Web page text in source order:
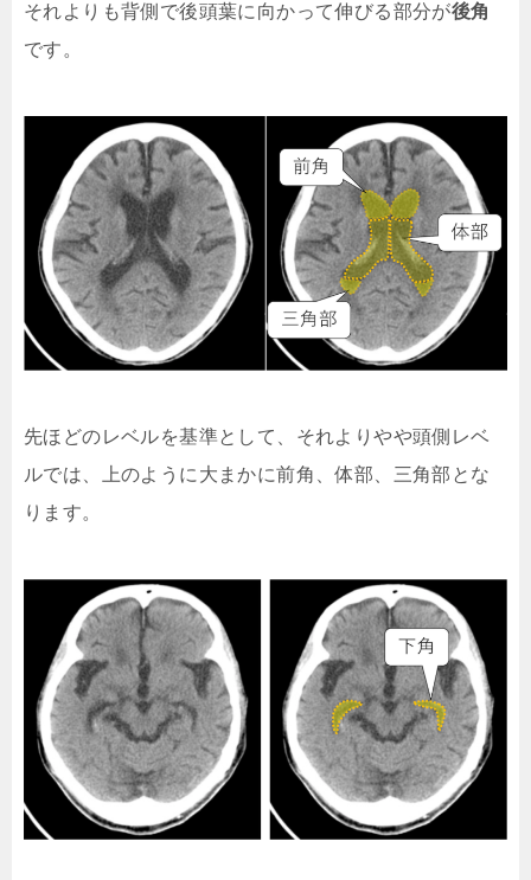
それよりも背側で後頭葉に向かって伸びる部分が後角
です。
先ほどのレベルを基準として、それよりやや頭側レベ
ルでは、上のように大まかに前角、体部、三角部とな
ります。